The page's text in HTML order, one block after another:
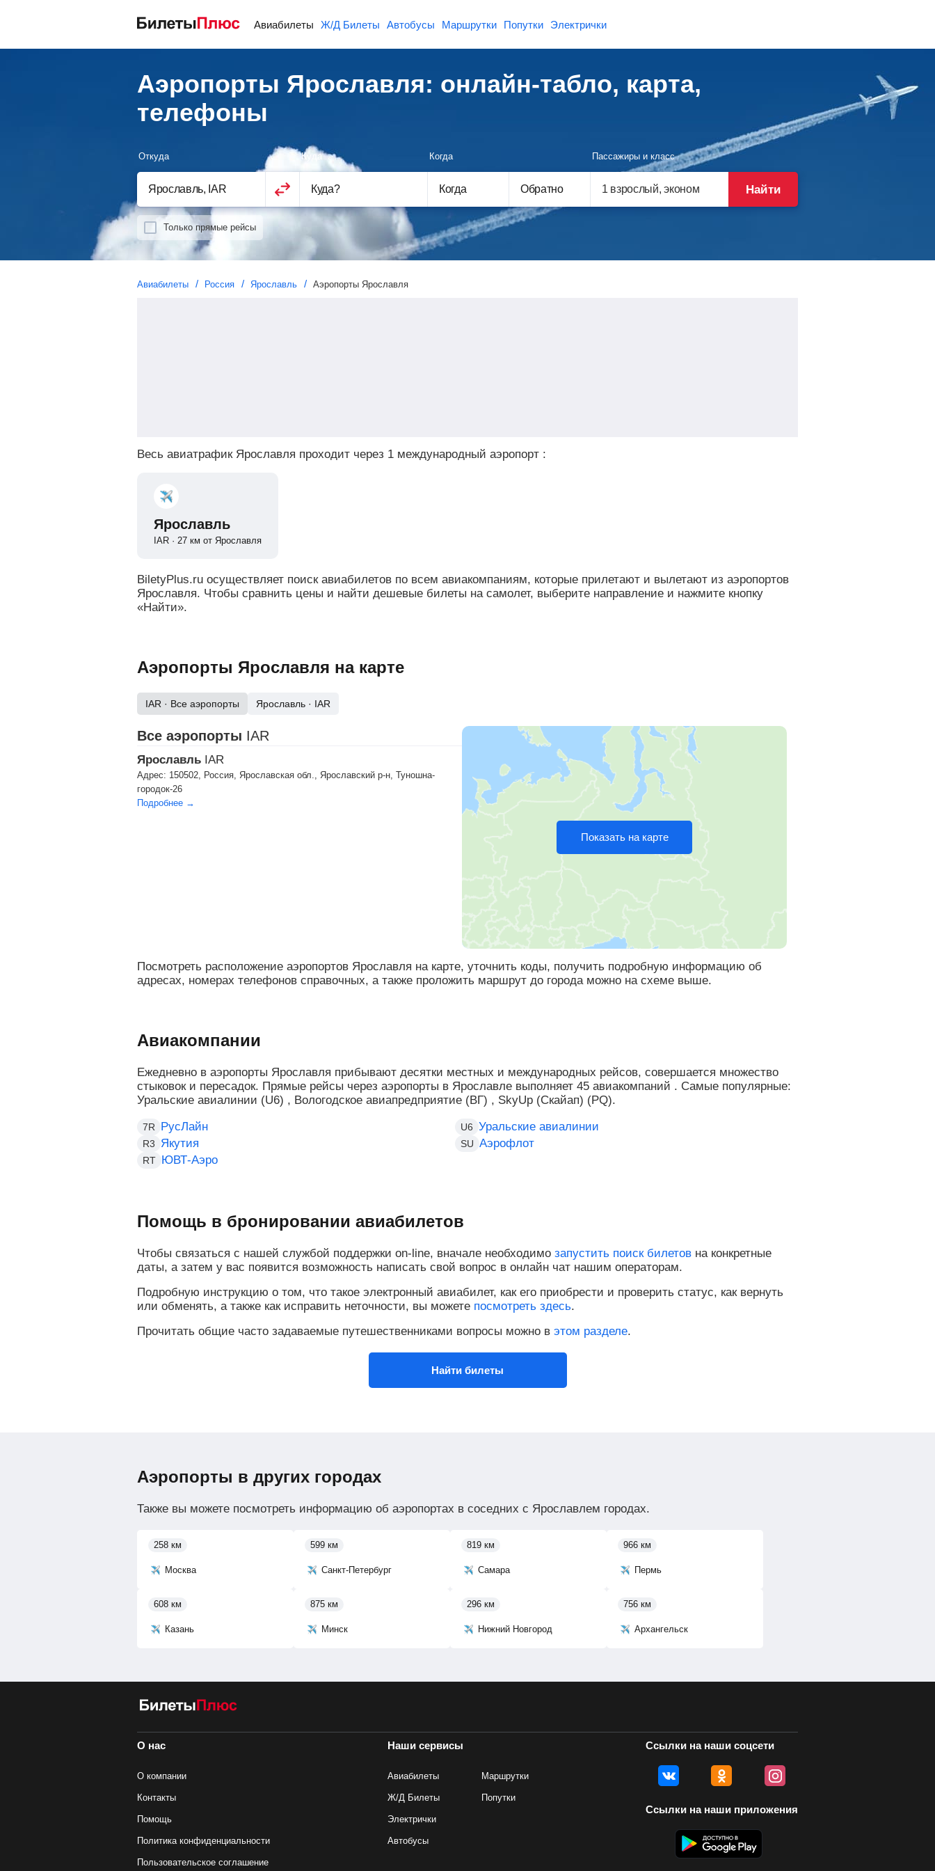
Авиабилеты Ж/Д Билеты Автобусы Маршрутки Попутки Электрички
Аэропорты Ярославля: онлайн-табло, карта,
телефоны
Откуда
Куда?
Куда
Когда
Когда
Обратно
Пассажиры и класс
Только прямые рейсы
Найти
Авиабилеты Россия Ярославль Аэропорты Ярославля
Весь авиатрафик Ярославля проходит через 1 международный аэропорт :
Ярославль
IAR · 27 км от Ярославля
BiletyPlus.ru осуществляет поиск авиабилетов по всем авиакомпаниям, которые прилетают и вылетают из аэропортов
Ярославля. Чтобы сравнить цены и найти дешевые билеты на самолет, выберите направление и нажмите кнопку
«Найти».
Аэропорты Ярославля на карте
IAR · Все аэропорты Ярославль · IAR
Все аэропорты IAR
Ярославль IAR
Адрес: 150502, Россия, Ярославская обл., Ярославский р-н, Туношна-
городок-26
Подробнее →
Показать на карте
Посмотреть расположение аэропортов Ярославля на карте, уточнить коды, получить подробную информацию об
адресах, номерах телефонов справочных, а также проложить маршрут до города можно на схеме выше.
Авиакомпании
Ежедневно в аэропорты Ярославля прибывают десятки местных и международных рейсов, совершается множество
стыковок и пересадок. Прямые рейсы через аэропорты в Ярославле выполняет 45 авиакомпаний . Самые популярные:
Уральские авиалинии (U6) , Вологодское авиапредприятие (ВГ) , SkyUp (Скайап) (PQ).
7R РусЛайн U6 Уральские авиалинии
R3 Якутия SU Аэрофлот
RT ЮВТ-Аэро
Помощь в бронировании авиабилетов
Чтобы связаться с нашей службой поддержки on-line, вначале необходимо запустить поиск билетов на конкретные
даты, а затем у вас появится возможность написать свой вопрос в онлайн чат нашим операторам.
Подробную инструкцию о том, что такое электронный авиабилет, как его приобрести и проверить статус, как вернуть
или обменять, а также как исправить неточности, вы можете посмотреть здесь.
Прочитать общие часто задаваемые путешественниками вопросы можно в этом разделе.
Найти билеты
Аэропорты в других городах
Также вы можете посмотреть информацию об аэропортах в соседних с Ярославлем городах.
Москва
258 км
Санкт-Петербург
599 км
Самара
819 км
Пермь
966 км
Казань
608 км
Минск
875 км
Нижний Новгород
296 км
Архангельск
756 км
О нас
О компании
Контакты
Помощь
Политика конфиденциальности
Пользовательское соглашение
Наши сервисы
Авиабилеты
Ж/Д Билеты
Электрички
Автобусы
Маршрутки
Попутки
Ссылки на наши соцсети
Ссылки на наши приложения